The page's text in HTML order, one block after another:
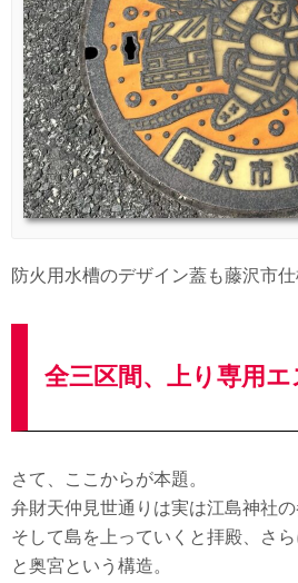
防火用水槽のデザイン蓋も藤沢市仕
全三区間、上り専用エ
さて、ここからが本題。
弁財天仲見世通りは実は江島神社の
そして島を上っていくと拝殿、さ
と奥宮という構造。